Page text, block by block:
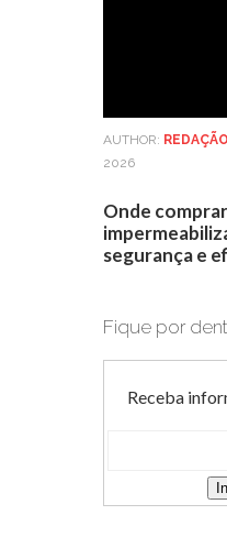
AUTHOR: REDAÇÃO
2026
Onde comprar
segurança e
Fique por
Receba